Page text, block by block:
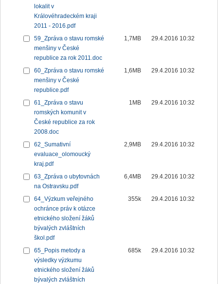
lokalit v
Královéhradeckém kraji
2011 - 2016.pdf
59_Zpráva o stavu romské
menšiny v České
republice za rok 2011.doc
1,7MB 29.4.2016 10:32
60_Zpráva o stavu romské
menšiny v České
republice.pdf
1,6MB 29.4.2016 10:32
61_Zpráva o stavu
romských komunit v
České republice za rok
2008.doc
1MB 29.4.2016 10:32
62_Sumativní
evaluace_olomoucký
kraj.pdf
2,9MB 29.4.2016 10:32
63_Zpráva o ubytovnách
na Ostravsku.pdf
6,4MB 29.4.2016 10:32
64_Výzkum veřejného
ochránce práv k otázce
etnického složení žáků
bývalých zvláštních
škol.pdf
355k 29.4.2016 10:32
65_Popis metody a
výsledky výzkumu
etnického složení žáků
bývalých zvláštních
685k 29.4.2016 10:32